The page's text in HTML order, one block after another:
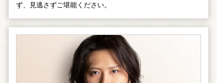
ず、見逃さずご堪能ください。